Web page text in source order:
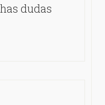
dudas